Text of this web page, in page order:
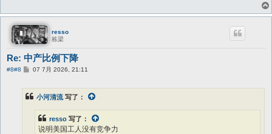
resso
栋梁
Re: 中产比例下降
#8#8
帖
07 7月 2026, 21:11
小河清流写了：
resso 写了：
说明美国工人没有竞争力